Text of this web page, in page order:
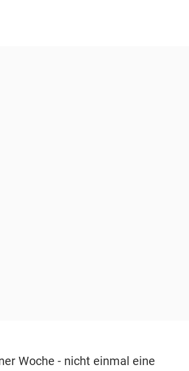
Woche - nicht einmal eine